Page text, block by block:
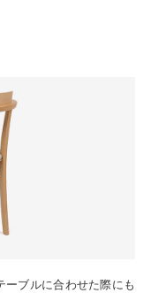
ブルに合わせた際にも